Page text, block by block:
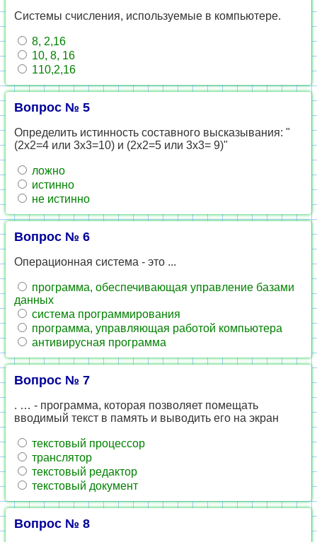
Системы счисления, используемые в компьютере.
8, 2,16
10, 8, 16
110,2,16
Вопрос № 5
Определить истинность составного высказывания: "
(2х2=4 или 3х3=10) и (2х2=5 или 3х3= 9)"
ложно
истинно
не истинно
Вопрос № 6
Операционная система - это ...
программа, обеспечивающая управление базами
данных
система программирования
программа, управляющая работой компьютера
антивирусная программа
Вопрос № 7
. … - программа, которая позволяет помещать
вводимый текст в память и выводить его на экран
текстовый процессор
транслятор
текстовый редактор
текстовый документ
Вопрос № 8